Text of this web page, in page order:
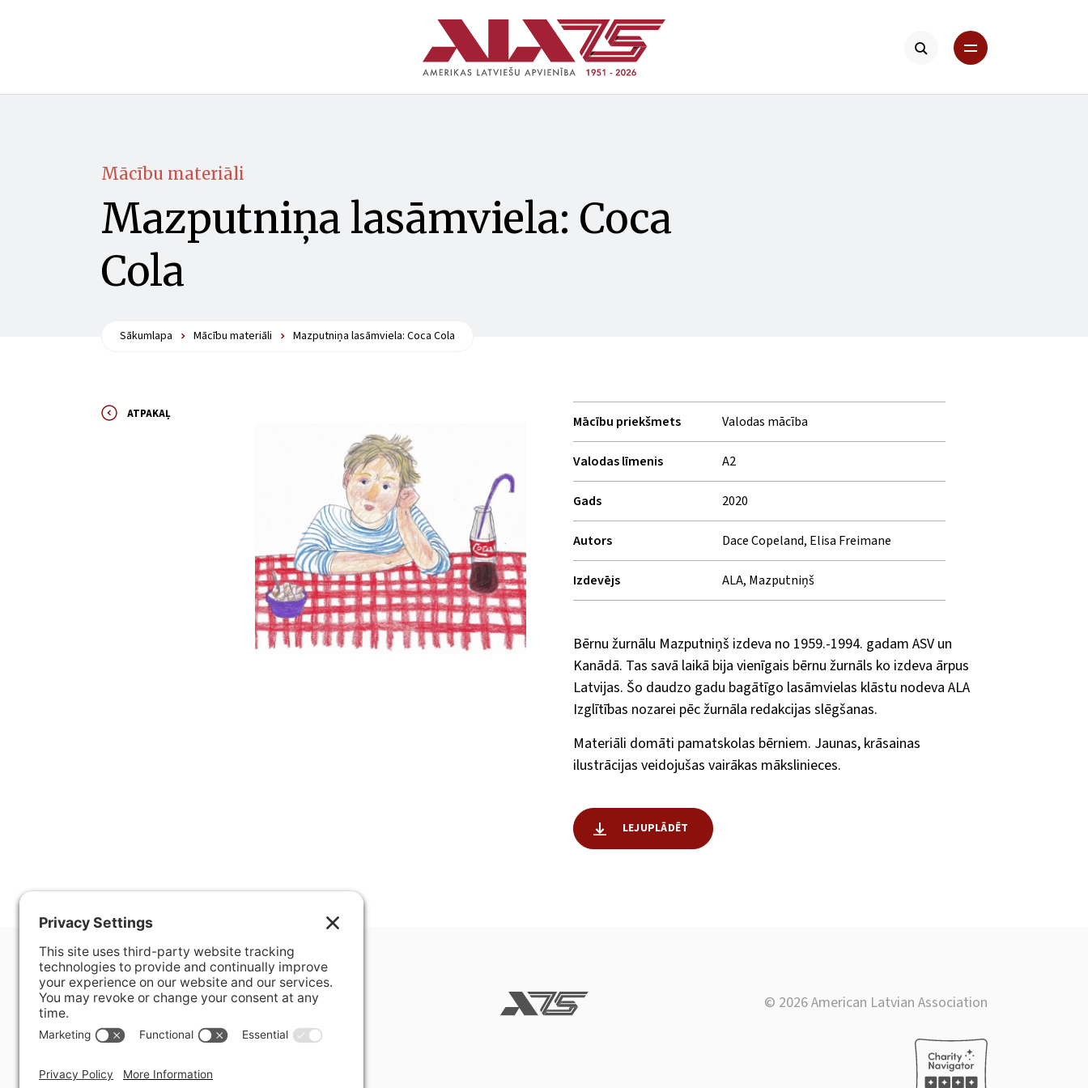
Mācību materiāli
Mazputniņa lasāmviela: Coca
Cola
Sākumlapa Mācību materiāli Mazputniņa lasāmviela: Coca Cola
ATPAKAĻ Mācību priekšmets Valodas mācība
Valodas līmenis A2
Gads 2020
Autors Dace Copeland, Elisa Freimane
Izdevējs ALA, Mazputniņš
Bērnu žurnālu Mazputniņš izdeva no 1959.-1994. gadam ASV un
Kanādā. Tas savā laikā bija vienīgais bērnu žurnāls ko izdeva ārpus
Latvijas. Šo daudzo gadu bagātīgo lasāmvielas klāstu nodeva ALA
Izglītības nozarei pēc žurnāla redakcijas slēgšanas.
Materiāli domāti pamatskolas bērniem. Jaunas, krāsainas
ilustrācijas veidojušas vairākas mākslinieces.
LEJUPLĀDĒT
400 Hurley Avenue
Rockville, MD 20850-3121 USA
info@alausa.org
© 2026 American Latvian Association